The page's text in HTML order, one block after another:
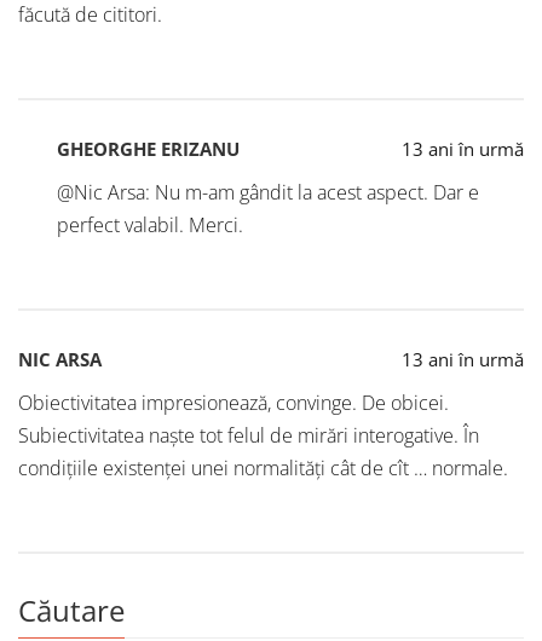
făcută de cititori.
GHEORGHE ERIZANU 13 ani în urmă
@Nic Arsa: Nu m-am gândit la acest aspect. Dar e
perfect valabil. Merci.
NIC ARSA 13 ani în urmă
Obiectivitatea impresionează, convinge. De obicei.
Subiectivitatea naște tot felul de mirări interogative. În
condițiile existenței unei normalități cât de cît … normale.
Căutare